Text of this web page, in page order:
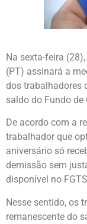
Na sexta-feira
(PT) assinará a
dos trabalhadores
saldo do Fundo de
De acordo com a
trabalhador que
aniversário só
demissão sem
disponível no
Nesse sentido, os
remanescente do